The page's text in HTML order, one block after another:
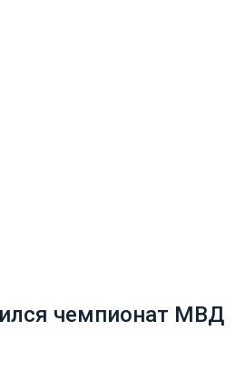
чемпионат МВД